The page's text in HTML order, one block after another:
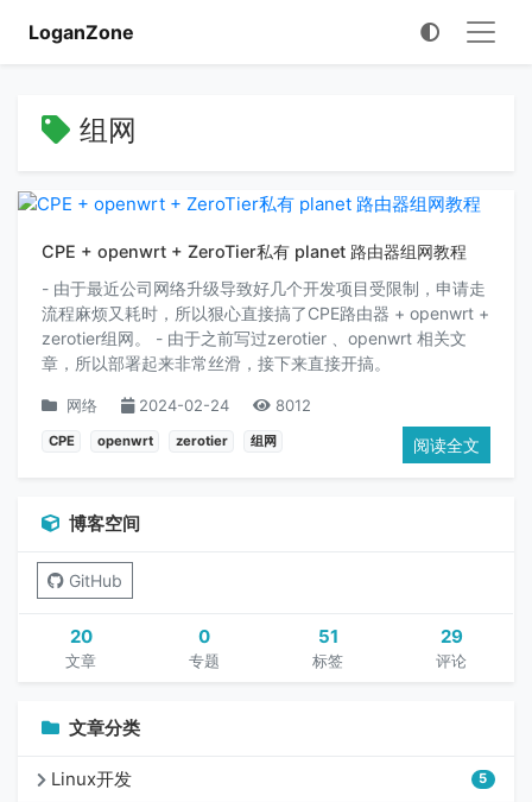
LoganZone
组网
CPE + openwrt + ZeroTier私有 planet 路由器组网教程
- 由于最近公司网络升级导致好几个开发项目受限制，申请走
流程麻烦又耗时，所以狠心直接搞了CPE路由器 + openwrt +
zerotier组网。 - 由于之前写过zerotier 、openwrt 相关文
章，所以部署起来非常丝滑，接下来直接开搞。
网络 2024-02-24 8012
CPE openwrt zerotier 组网 阅读全文
博客空间
GitHub
20
文章
0
专题
51
标签
29
评论
文章分类
Linux开发 5